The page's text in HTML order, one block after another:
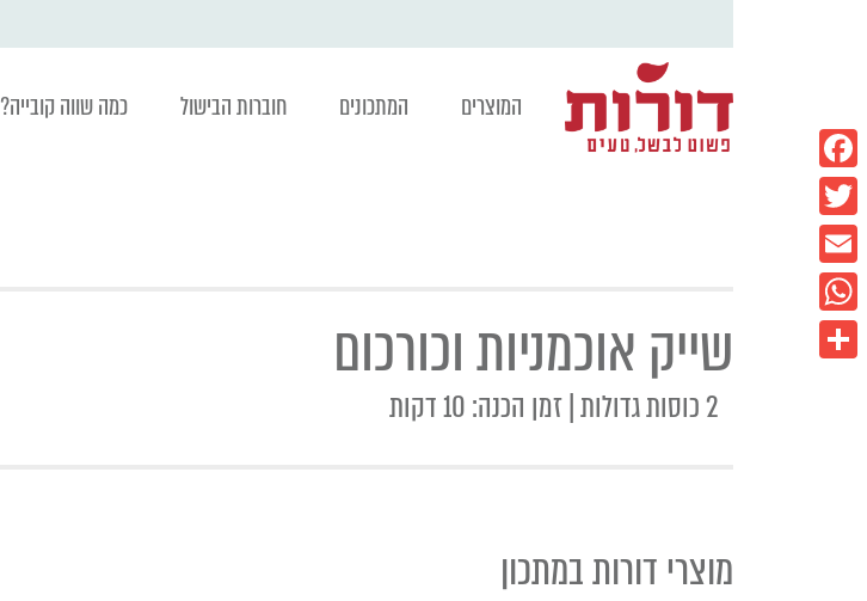
המוצרים המתכונים חוברות הבישול כמה שווה קובייה?
שייק אוכמניות וכורכום
2 כוסות גדולות | זמן הכנה: 10 דקות
מוצרי דורות במתכון
Facebook
Twitter
Email
WhatsApp